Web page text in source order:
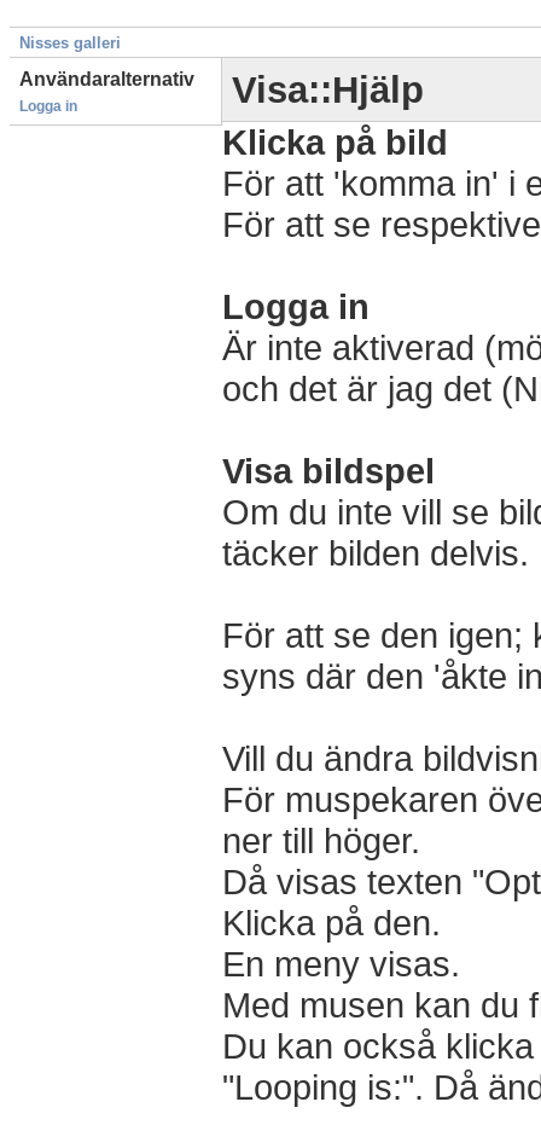
Nisses galleri
Användaralternativ
Logga in Visa::Hjälp
Klicka på bild
För att 'komma in' i
För att se
Logga in
Är inte aktiverad
och det är jag det
Visa bildspel
Om du inte vill se
täcker bilden delvis.
För att se den igen;
syns där den 'åkte
Vill du ändra
För muspekaren
ner till höger.
Då visas texten
Klicka på den.
En meny visas.
Med musen kan du
Du kan också
"Looping is:". Då